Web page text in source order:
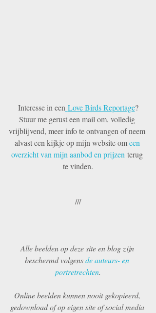
Interesse in een Love Birds Reportage?
Stuur me gerust een mail om, volledig
vrijblijvend, meer info te ontvangen of neem
alvast een kijkje op mijn website om een
overzicht van mijn aanbod en prijzen terug
te vinden.
///
Alle beelden op deze site en blog zijn
beschermd volgens de auteurs- en
portretrechten.
Online beelden kunnen nooit gekopieerd,
gedownload of op eigen site of social media